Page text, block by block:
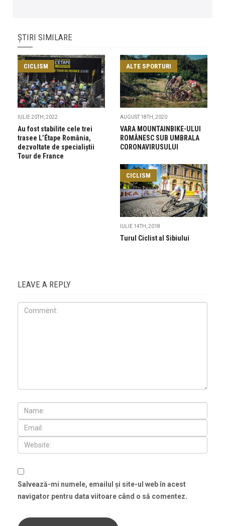
ȘTIRI SIMILARE
CICLISM
IULIE 20TH, 2022
Au fost stabilite cele trei
trasee L’Étape România,
dezvoltate de specialiștii
Tour de France
ALTE SPORTURI
AUGUST 18TH, 2020
VARA MOUNTAINBIKE-ULUI
ROMÂNESC SUB UMBRALA
CORONAVIRUSULUI
CICLISM
IULIE 14TH, 2018
Turul Ciclist al Sibiului
LEAVE A REPLY
Salvează-mi numele, emailul și site-ul web în acest
navigator pentru data viitoare când o să comentez.